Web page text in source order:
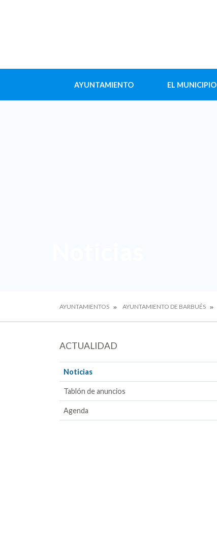
AYUNTAMIENTO EL MUNICIPIO
AYUNTAMIENTOS AYUNTAMIENTO DE BARBUÉS
ACTUALIDAD
Noticias
Tablón de anuncios
Agenda